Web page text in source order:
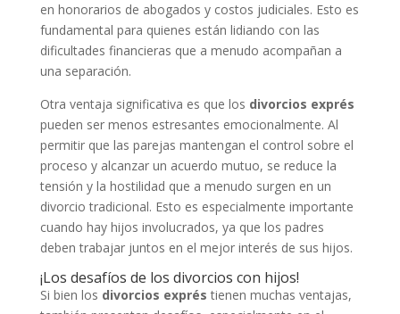
en honorarios de abogados y costos judiciales. Esto es
fundamental para quienes están lidiando con las
dificultades financieras que a menudo acompañan a
una separación.
Otra ventaja significativa es que los divorcios exprés
pueden ser menos estresantes emocionalmente. Al
permitir que las parejas mantengan el control sobre el
proceso y alcanzar un acuerdo mutuo, se reduce la
tensión y la hostilidad que a menudo surgen en un
divorcio tradicional. Esto es especialmente importante
cuando hay hijos involucrados, ya que los padres
deben trabajar juntos en el mejor interés de sus hijos.
¡Los desafíos de los divorcios con hijos!
Si bien los divorcios exprés tienen muchas ventajas,